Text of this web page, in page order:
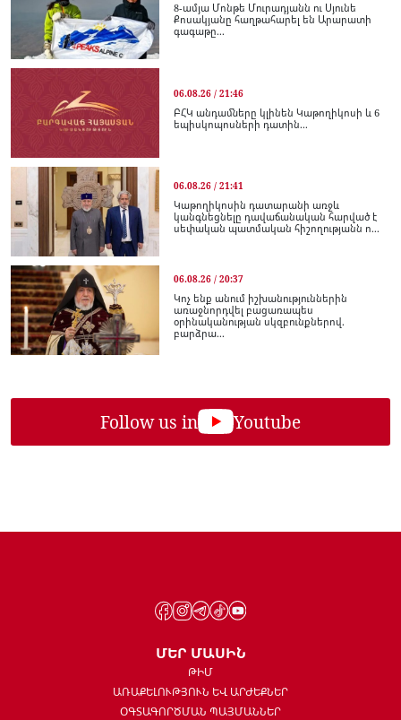
8-ամյա Մոնթե Մուրադյանն ու Սյունե
Քոսակյանը հաղթահարել են Արարատի
գագաթը...
06.08.26 / 21:46
ԲՀԿ անդամները կլինեն Կաթողիկոսի և 6
եպիսկոպոսների դատին...
06.08.26 / 21:41
Կաթողիկոսին դատարանի առջև
կանգնեցնելը դավաճանական հարված է
սեփական պատմական հիշողությանն ո...
06.08.26 / 20:37
Կոչ ենք անում իշխանություններին
առաջնորդվել բացառապես
օրինականության սկզբունքներով.
բարձրա...
Follow us in Youtube
ՄԵՐ ՄԱՍԻՆ
ԹԻՄ
ԱՌԱՔԵԼՈՒԹՅՈՒՆ ԵՎ ԱՐԺԵՔՆԵՐ
ՕԳՏԱԳՈՐԾՄԱՆ ՊԱՅՄԱՆՆԵՐ